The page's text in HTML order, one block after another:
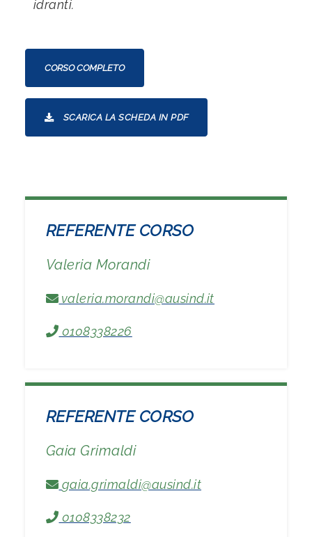
idranti.
CORSO COMPLETO
SCARICA LA SCHEDA IN PDF
REFERENTE CORSO
Valeria Morandi
valeria.morandi@ausind.it
0108338226
REFERENTE CORSO
Gaia Grimaldi
gaia.grimaldi@ausind.it
0108338232